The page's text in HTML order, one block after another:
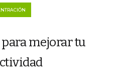
para mejorar tu